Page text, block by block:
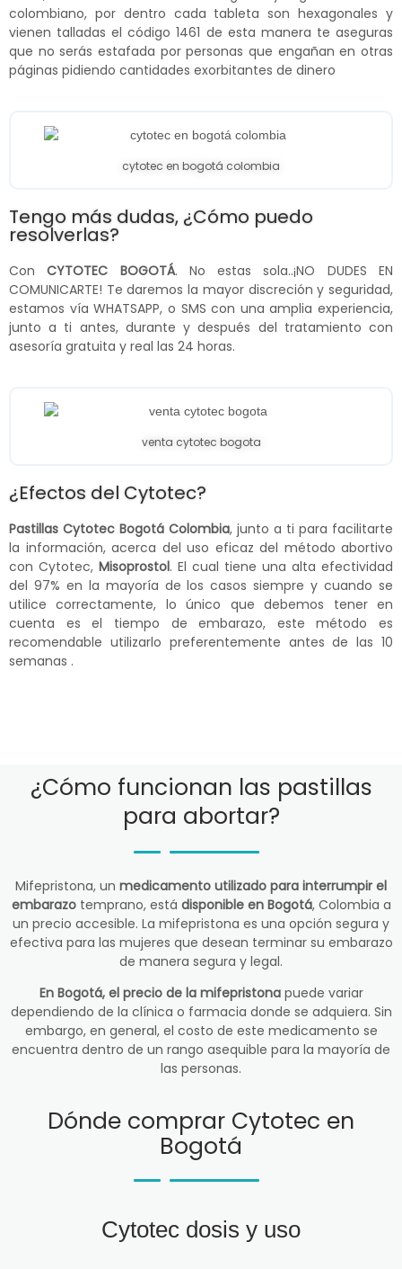
colombiano, por dentro cada tableta son hexagonales y
vienen talladas el código 1461 de esta manera te aseguras
que no serás estafada por personas que engañan en otras
páginas pidiendo cantidades exorbitantes de dinero
cytotec en bogotá colombia
Tengo más dudas, ¿Cómo puedo
resolverlas?
ConCYTOTEC BOGOTÁ. No estas sola..¡NO DUDES EN
COMUNICARTE! Te daremos la mayor discreción y seguridad,
estamos vía WHATSAPP, o SMS con una amplia experiencia,
junto a ti antes, durante y después del tratamiento con
asesoría gratuita y real las 24 horas.
venta cytotec bogota
¿Efectos del Cytotec?
Pastillas Cytotec Bogotá Colombia, junto a ti para facilitarte
la información, acerca del uso eficaz del método abortivo
con Cytotec, Misoprostol. El cual tiene una alta efectividad
del 97% en la mayoría de los casos siempre y cuando se
utilice correctamente, lo único que debemos tener en
cuenta es el tiempo de embarazo, este método es
recomendable utilizarlo preferentemente antes de las 10
semanas .
¿Cómo funcionan las pastillas
para abortar?
Mifepristona, un medicamento utilizado para interrumpir el
embarazotemprano, está disponible en Bogotá, Colombia a
un precio accesible. La mifepristona es una opción segura y
efectiva para las mujeres que desean terminar su embarazo
de manera segura y legal.
En Bogotá, el precio de la mifepristonapuede variar
dependiendo de la clínica o farmacia donde se adquiera. Sin
embargo, en general, el costo de este medicamento se
encuentra dentro de un rango asequible para la mayoría de
las personas.
Dónde comprar Cytotec en
Bogotá
Cytotec dosis y uso